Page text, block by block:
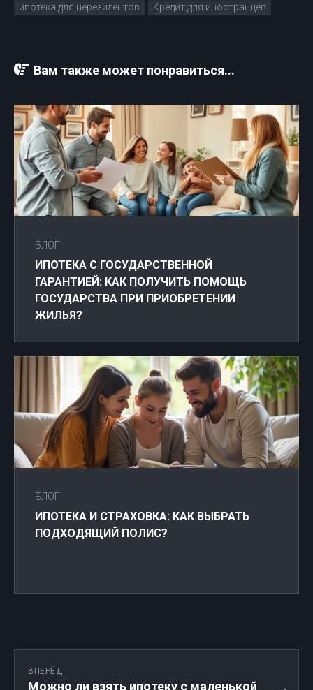
ипотека для нерезидентов
Кредит для иностранцев
Вам также может понравиться...
БЛОГ
ИПОТЕКА С ГОСУДАРСТВЕННОЙ
ГАРАНТИЕЙ: КАК ПОЛУЧИТЬ ПОМОЩЬ
ГОСУДАРСТВА ПРИ ПРИОБРЕТЕНИИ
ЖИЛЬЯ?
БЛОГ
ИПОТЕКА И СТРАХОВКА: КАК ВЫБРАТЬ
ПОДХОДЯЩИЙ ПОЛИС?
ВПЕРЁД
Можно ли взять ипотеку с маленькой